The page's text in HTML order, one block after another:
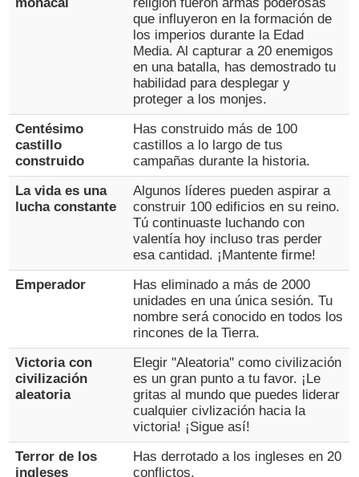
que influyeron en la formación de
los imperios durante la Edad
Media. Al capturar a 20 enemigos
en una batalla, has demostrado tu
habilidad para desplegar y
proteger a los monjes.
Centésimo
castillo
construido
Has construido más de 100
castillos a lo largo de tus
campañas durante la historia.
La vida es una
lucha constante
Algunos líderes pueden aspirar a
construir 100 edificios en su reino.
Tú continuaste luchando con
valentía hoy incluso tras perder
esa cantidad. ¡Mantente firme!
Emperador
Has eliminado a más de 2000
unidades en una única sesión. Tu
nombre será conocido en todos los
rincones de la Tierra.
Victoria con
civilización
aleatoria
Elegir ''Aleatoria'' como civilización
es un gran punto a tu favor. ¡Le
gritas al mundo que puedes liderar
cualquier civlización hacia la
victoria! ¡Sigue así!
Terror de los
ingleses
Has derrotado a los ingleses en 20
conflictos.